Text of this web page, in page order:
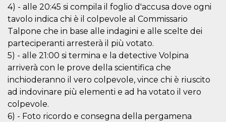
4) - alle 20:45 si compila il foglio d'accusa dove ogni
tavolo indica chi è il colpevole al Commissario
Talpone che in base alle indagini e alle scelte dei
parteciperanti arresterà il più votato.
5) - alle 21:00 si termina e la detective Volpina
arriverà con le prove della scientifica che
inchioderanno il vero colpevole, vince chi è riuscito
ad indovinare più elementi e ad ha votato il vero
colpevole.
6) - Foto ricordo e consegna della pergamena
identificador de
propósito
general que se
utiliza para
usuario.
generado al
que se usa
sitio, pero un